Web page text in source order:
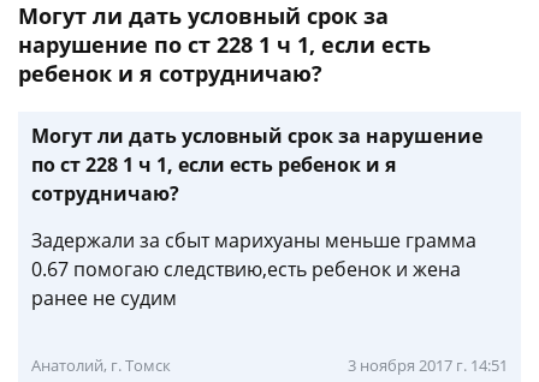
Могут ли дать условный срок за
нарушение по ст 228 1 ч 1, если есть
ребенок и я сотрудничаю?
Могут ли дать условный срок за нарушение
по ст 228 1 ч 1, если есть ребенок и я
сотрудничаю?
Задержали за сбыт марихуаны меньше грамма
0.67 помогаю следствию,есть ребенок и жена
ранее не судим
Анатолий, г. Томск 3 ноября 2017 г. 14:51